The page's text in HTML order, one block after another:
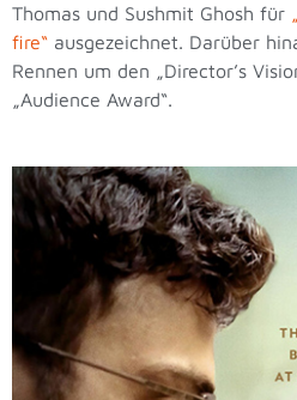
Thomas und Sushmit Ghosh für
fire“ ausgezeichnet. Darüber
Rennen um den „Director’s
„Audience Award“.